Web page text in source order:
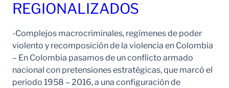
REGIONALIZADOS
-Complejos macrocriminales, regímenes de poder
violento y recomposición de la violencia en Colombia
– En Colombia pasamos de un conflicto armado
nacional con pretensiones estratégicas, que marcó el
periodo 1958 – 2016, a una configuración de